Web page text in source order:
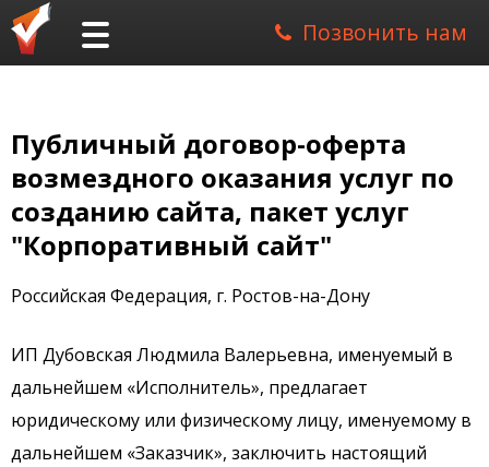
Позвонить нам
Публичный договор-оферта
возмездного оказания услуг по
созданию сайта, пакет услуг
"Корпоративный сайт"
Российская Федерация, г. Ростов-на-Дону
ИП Дубовская Людмила Валерьевна, именуемый в
дальнейшем «Исполнитель», предлагает
юридическому или физическому лицу, именуемому в
дальнейшем «Заказчик», заключить настоящий